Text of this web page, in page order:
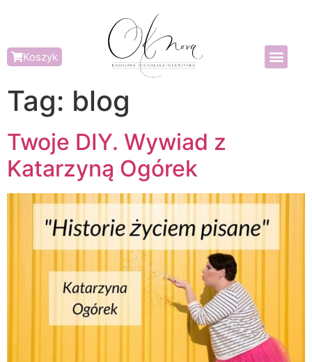
Koszyk
Tag: blog
Twoje DIY. Wywiad z
Katarzyną Ogórek